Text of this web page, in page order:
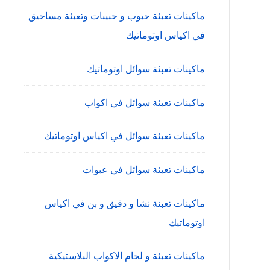
ماكينات تعبئة حبوب و حبيبات وتعبئة مساحيق
في اكياس اوتوماتيك
ماكينات تعبئة سوائل اوتوماتيك
ماكينات تعبئة سوائل في اكواب
ماكينات تعبئة سوائل في اكياس اوتوماتيك
ماكينات تعبئة سوائل في عبوات
ماكينات تعبئة نشا و دقيق و بن في اكياس
اوتوماتيك
ماكينات تعبئة و لحام الاكواب البلاستيكية